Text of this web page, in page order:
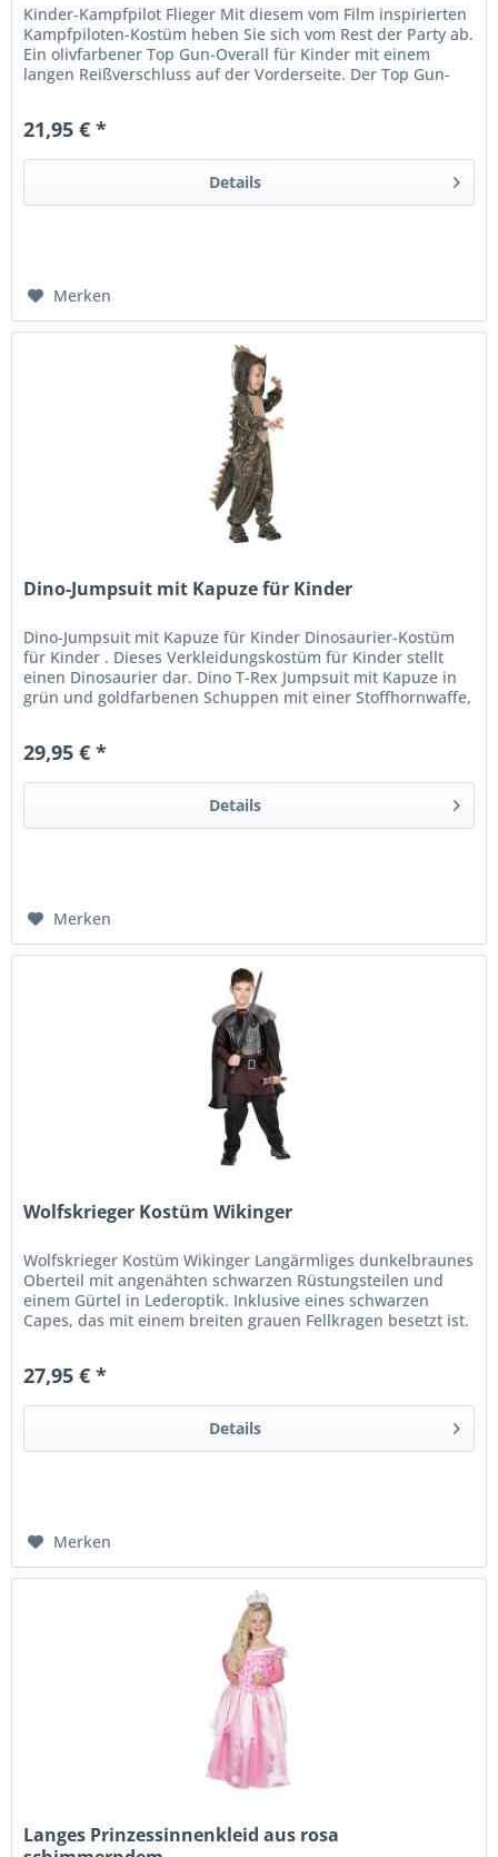
Kinder-Kampfpilot Flieger Mit diesem vom Film inspirierten
Kampfpiloten-Kostüm heben Sie sich vom Rest der Party ab.
Ein olivfarbener Top Gun-Overall für Kinder mit einem
langen Reißverschluss auf der Vorderseite. Der Top Gun-
21,95 € *
Details
Merken
Dino-Jumpsuit mit Kapuze für Kinder
Dino-Jumpsuit mit Kapuze für Kinder Dinosaurier-Kostüm
für Kinder . Dieses Verkleidungskostüm für Kinder stellt
einen Dinosaurier dar. Dino T-Rex Jumpsuit mit Kapuze in
grün und goldfarbenen Schuppen mit einer Stoffhornwaffe,
29,95 € *
Details
Merken
Wolfskrieger Kostüm Wikinger
Wolfskrieger Kostüm Wikinger Langärmliges dunkelbraunes
Oberteil mit angenähten schwarzen Rüstungsteilen und
einem Gürtel in Lederoptik. Inklusive eines schwarzen
Capes, das mit einem breiten grauen Fellkragen besetzt ist.
27,95 € *
Details
Merken
Langes Prinzessinnenkleid aus rosa